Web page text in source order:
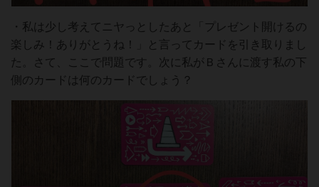
・私は少し考えてニヤっとしたあと「プレゼント開けるの
楽しみ！ありがとうね！」と言ってカードを引き取りまし
た。さて、ここで問題です。次に私がＢさんに渡す私の下
側のカードは何のカードでしょう？